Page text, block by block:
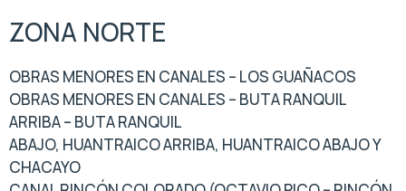
ZONA NORTE
OBRAS MENORES EN CANALES – LOS GUAÑACOS
OBRAS MENORES EN CANALES – BUTA RANQUIL
ARRIBA – BUTA RANQUIL
ABAJO, HUANTRAICO ARRIBA, HUANTRAICO ABAJO Y
CHACAYO